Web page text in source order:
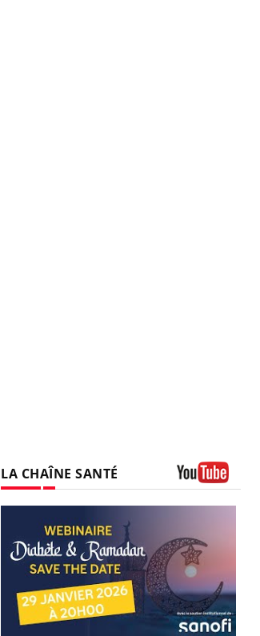
LA CHAÎNE SANTÉ